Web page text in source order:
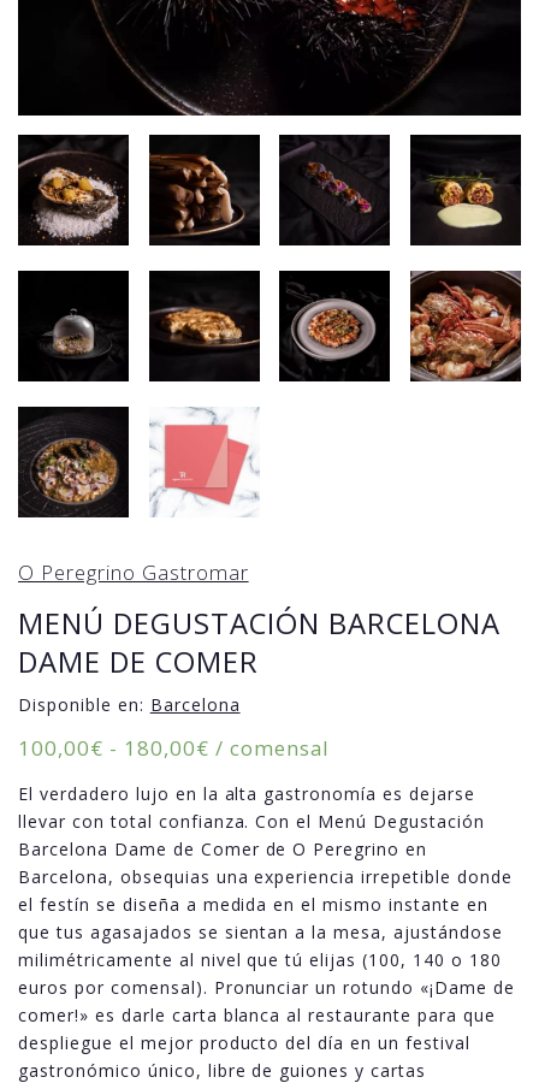
O Peregrino Gastromar
MENÚ DEGUSTACIÓN BARCELONA
DAME DE COMER
Disponible en: Barcelona
100,00€ - 180,00€Rango
precios:
desde
100,00€
hasta
180,00€
/ comensal
El verdadero lujo en la alta gastronomía es dejarse
llevar con total confianza. Con el Menú Degustación
Barcelona Dame de Comer de O Peregrino en
Barcelona, obsequias una experiencia irrepetible donde
el festín se diseña a medida en el mismo instante en
que tus agasajados se sientan a la mesa, ajustándose
milimétricamente al nivel que tú elijas (100, 140 o 180
euros por comensal). Pronunciar un rotundo «¡Dame de
comer!» es darle carta blanca al restaurante para que
despliegue el mejor producto del día en un festival
gastronómico único, libre de guiones y cartas